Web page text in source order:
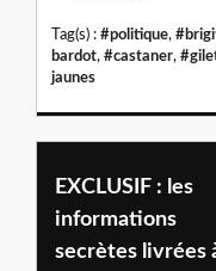
Tag(s) : #politique,
bardot, #castaner,
jaunes
EXCLUSIF : les
informations
secrètes livrées